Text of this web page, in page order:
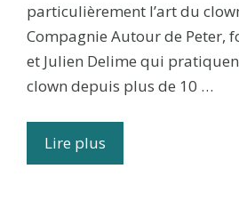
particulièrement l’art du
Compagnie Autour de Peter,
et Julien Delime qui
clown depuis plus de 10 …
Lire plus